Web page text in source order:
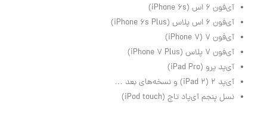
آی‌فون ۶ اس (iPhone 6s)
آی‌فون ۶ اس پلاس (iPhone 6s Plus)
آی‌فون ۷ (iPhone 7)
آی‌فون ۷ پلاس (iPhone 7 Plus)
آی‌پد پرو (iPad Pro)
آی‌پد ۲ (iPad 2) و نسخه‌های بعد …
نسل پنجم آی‌پاد تاچ (iPod touch)